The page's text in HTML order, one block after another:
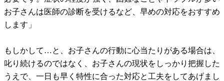
お子さんは医師の診断を受けるなど、早めの対応をおすすめ
します」
もしかして…と、お子さんの行動に心当たりがある場合は、
叱り続けるのではなく、お子さんの現状をしっかり把握した
うえで、一日も早く特性に合った対応と工夫をしてあげまし